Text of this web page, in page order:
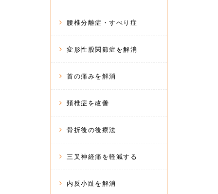
腰椎分離症・すべり症
変形性股関節症を解消
首の痛みを解消
頚椎症を改善
骨折後の後療法
三叉神経痛を軽減する
内反小趾を解消